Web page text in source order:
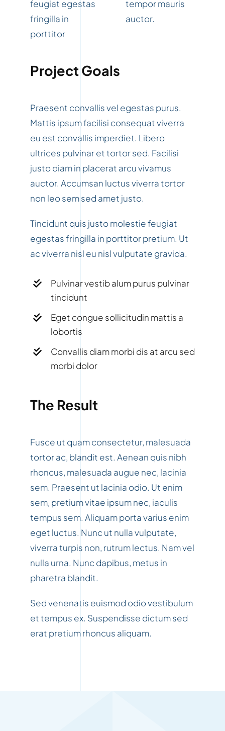
feugiat egestas
fringilla in
porttitor
tempor mauris
auctor.
Project Goals
Praesent convallis vel egestas purus.
Mattis ipsum facilisi consequat viverra
eu est convallis imperdiet. Libero
ultrices pulvinar et tortor sed. Facilisi
justo diam in placerat arcu vivamus
auctor. Accumsan luctus viverra tortor
non leo sem sed amet justo.
Tincidunt quis justo molestie feugiat
egestas fringilla in porttitor pretium. Ut
ac viverra nisl eu nisl vulputate gravida.
Pulvinar vestib alum purus pulvinar
tincidunt
Eget congue sollicitudin mattis a
lobortis
Convallis diam morbi dis at arcu sed
morbi dolor
The Result
Fusce ut quam consectetur, malesuada
tortor ac, blandit est. Aenean quis nibh
rhoncus, malesuada augue nec, lacinia
sem. Praesent ut lacinia odio. Ut enim
sem, pretium vitae ipsum nec, iaculis
tempus sem. Aliquam porta varius enim
eget luctus. Nunc ut nulla vulputate,
viverra turpis non, rutrum lectus. Nam vel
nulla urna. Nunc dapibus, metus in
pharetra blandit.
Sed venenatis euismod odio vestibulum
et tempus ex. Suspendisse dictum sed
erat pretium rhoncus aliquam.